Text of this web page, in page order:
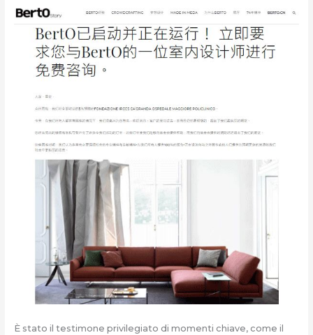
È stato il testimone privilegiato di momenti chiave, come il